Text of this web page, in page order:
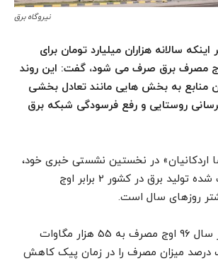
نیروگاه برق
اینکه سالانه هزاران میلیارد تومان برای
ساعت اوج مصرف برق صرف می شود، گفت: این روند
منابع به بخش هایی مانند تعادل بخشی
روستایی و رفع فرسودگی شبکه برق
اردکانیان» در نخستین نشستی خبری خود،
افزود: ظرفیت نصب شده تولید برق در کشور 2 برابر اوج
روزهای سال است.
وی با بیان اینکه در سال ۹۶ اوج مصرف به 55 هزار مگاوات
درصد میزان مصرف را در زمان پیک کاهش